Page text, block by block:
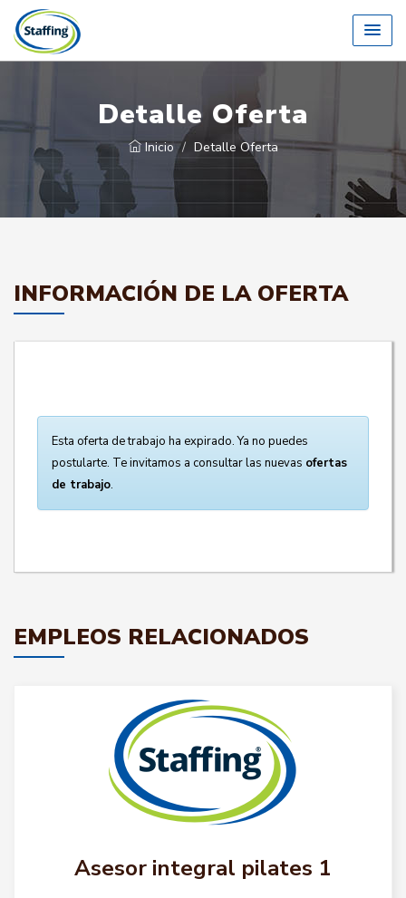
Detalle Oferta
Inicio Detalle Oferta
INFORMACIÓN DE LA OFERTA
Esta oferta de trabajo ha expirado. Ya no puedes
postularte. Te invitamos a consultar las nuevas ofertas
de trabajo.
EMPLEOS RELACIONADOS
Asesor integral pilates 1